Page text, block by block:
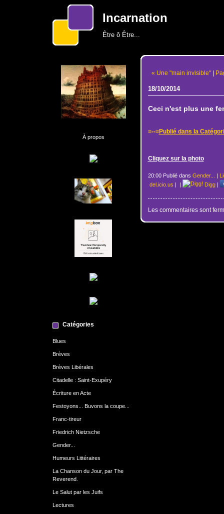
Incarnation
Être ô Être...
À propos
Catégories
Blues
Brèves
Brèves Libérales
Citadelle : Saint-Exupéry
Écriture en Acte
Festoyons... Buvons la coupe...
Franc-tireur
Friedrich Nietzsche
Gender...
Humeurs Littéraires
La Chanson du Jour, par The
Reverend.
Le Salut par les Juifs
Lectures
« Une "main invisible"|
18/10/2014
Ceci n'est plus une
=--=Publié dans la
Cliquez sur la photo
20:00 Publié dans Gender... |
del.icio.us | | Digg|
Les commentaires sont